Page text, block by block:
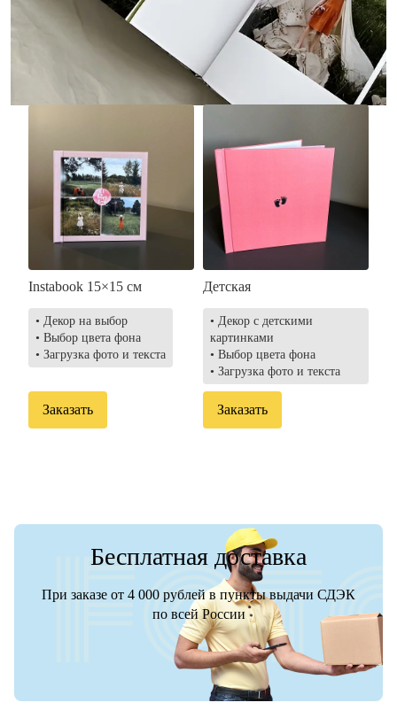
• Загрузка фото и текста
• Выбор цвета фона
• Загрузка фото и текста
Instabook 15×15 см
• Декор на выбор
• Выбор цвета фона
• Загрузка фото и текста
Заказать
Детская
• Декор с детскими
картинками
• Выбор цвета фона
• Загрузка фото и текста
Заказать
Бесплатная доставка
При заказе от 4 000 рублей в пункты выдачи СДЭК
по всей России